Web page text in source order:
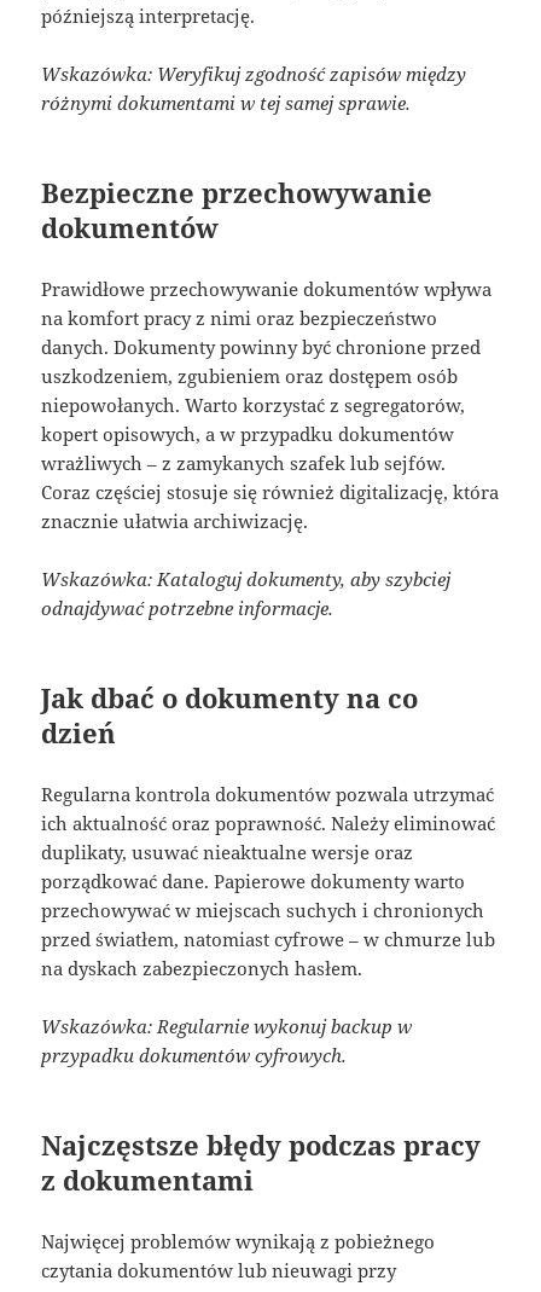
późniejszą interpretację.
Wskazówka: Weryfikuj zgodność zapisów między
różnymi dokumentami w tej samej sprawie.
Bezpieczne przechowywanie
dokumentów
Prawidłowe przechowywanie dokumentów wpływa
na komfort pracy z nimi oraz bezpieczeństwo
danych. Dokumenty powinny być chronione przed
uszkodzeniem, zgubieniem oraz dostępem osób
niepowołanych. Warto korzystać z segregatorów,
kopert opisowych, a w przypadku dokumentów
wrażliwych – z zamykanych szafek lub sejfów.
Coraz częściej stosuje się również digitalizację, która
znacznie ułatwia archiwizację.
Wskazówka: Kataloguj dokumenty, aby szybciej
odnajdywać potrzebne informacje.
Jak dbać o dokumenty na co
dzień
Regularna kontrola dokumentów pozwala utrzymać
ich aktualność oraz poprawność. Należy eliminować
duplikaty, usuwać nieaktualne wersje oraz
porządkować dane. Papierowe dokumenty warto
przechowywać w miejscach suchych i chronionych
przed światłem, natomiast cyfrowe – w chmurze lub
na dyskach zabezpieczonych hasłem.
Wskazówka: Regularnie wykonuj backup w
przypadku dokumentów cyfrowych.
Najczęstsze błędy podczas pracy
z dokumentami
Najwięcej problemów wynikają z pobieżnego
czytania dokumentów lub nieuwagi przy